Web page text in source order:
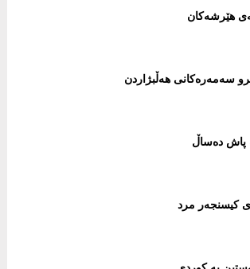
هێرشەکان
سەمەرەکانی هەڵبژاردن
پاش دەساڵ
کیسنجەر مرد